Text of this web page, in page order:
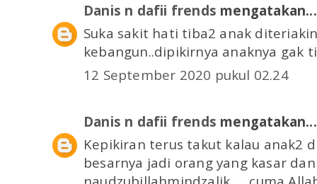
Danis n dafii frends mengatakan...
Suka sakit hati tiba2 anak
kebangun..dipikirnya anaknya gak
12 September 2020 pukul 02.24
Danis n dafii frends mengatakan...
Kepikiran terus takut kalau anak2
besarnya jadi orang yang kasar